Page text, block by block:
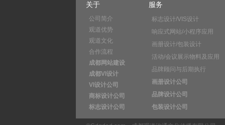
关于
公司简介
观道优势
观道文化
合作流程
成都网站建设
成都VI设计
VI设计公司
商标设计公司
标志设计公司
服务
标志设计/VIS设计
响应式网站/小程序应用
画册设计/包装设计
活动/会议展示物料及应用
品牌顾问与后期执行
画册设计公司
品牌设计公司
包装设计公司